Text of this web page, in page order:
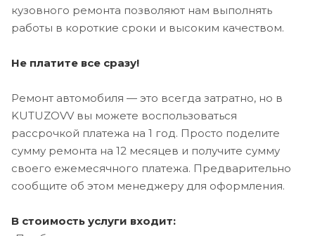
кузовного ремонта позволяют нам выполнять
работы в короткие сроки и высоким качеством.
Не платите все сразу!
Ремонт автомобиля — это всегда затратно, но в
KUTUZOVV вы можете воспользоваться
рассрочкой платежа на 1 год. Просто поделите
сумму ремонта на 12 месяцев и получите сумму
своего ежемесячного платежа. Предварительно
сообщите об этом менеджеру для оформления.
В стоимость услуги входит: